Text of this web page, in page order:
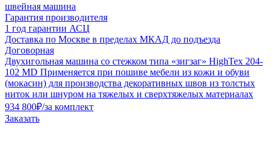
швейная машина
Гарантия производителя
1 год гарантии АСЦ
Доставка по Москве в пределах МКАД до подъезда
Договорная
Двухигольная машина со стежком типа «зигзаг» HighTex 204-
102 MD Применяется при пошиве мебели из кожи и обуви
(мокасин) для производства декоративных швов из толстых
ниток или шнуром на тяжелых и сверхтяжелых материалах
934 800₽/за комплект
Заказать